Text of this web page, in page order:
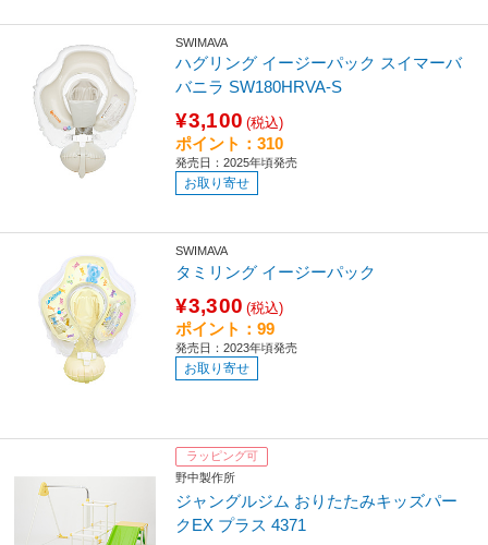
SWIMAVA
ハグリング イージーパック スイマーバ
バニラ SW180HRVA-S
¥3,100 (税込)
ポイント：310
発売日：2025年頃発売
お取り寄せ
SWIMAVA
タミリング イージーパック
¥3,300 (税込)
ポイント：99
発売日：2023年頃発売
お取り寄せ
ラッピング可
野中製作所
ジャングルジム おりたたみキッズパー
クEX プラス 4371